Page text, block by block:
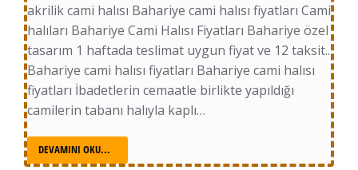
akrilik cami halısı Bahariye cami halısı fiyatları Cami
halıları Bahariye Cami Halısı Fiyatları Bahariye özel
tasarım 1 haftada teslimat uygun fiyat ve 12 taksit..
Bahariye cami halısı fiyatları Bahariye cami halısı
fiyatları İbadetlerin cemaatle birlikte yapıldığı
camilerin tabanı halıyla kaplı…
DEVAMINI OKU...